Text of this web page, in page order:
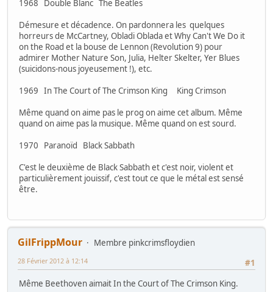
1968 Double Blanc The Beatles
Démesure et décadence. On pardonnera les quelques
horreurs de McCartney, Obladi Oblada et Why Can't We Do it
on the Road et la bouse de Lennon (Revolution 9) pour
admirer Mother Nature Son, Julia, Helter Skelter, Yer Blues
(suicidons-nous joyeusement !), etc.
1969 In The Court of The Crimson King King Crimson
Même quand on aime pas le prog on aime cet album. Même
quand on aime pas la musique. Même quand on est sourd.
1970 Paranoïd Black Sabbath
C'est le deuxième de Black Sabbath et c'est noir, violent et
particulièrement jouissif, c'est tout ce que le métal est sensé
être.
GilFrippMour
Membre pinkcrimsfloydien
#1
28 Février 2012 à 12:14
Même Beethoven aimait In the Court of The Crimson King.